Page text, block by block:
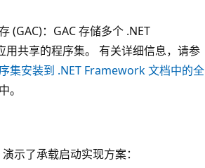
(GAC)：GAC 存储多个 .NET
共享的程序集。 有关详细信息，请参
集安装到 .NET Framework 文档中的全
中。
演示了承载启动实现方案：